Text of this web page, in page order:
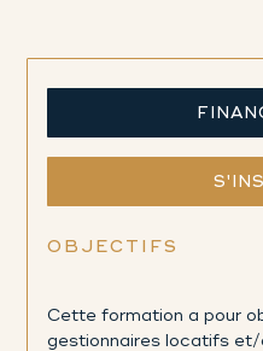
OBJECTIFS
Cette formation a pour
gestionnaires locatifs